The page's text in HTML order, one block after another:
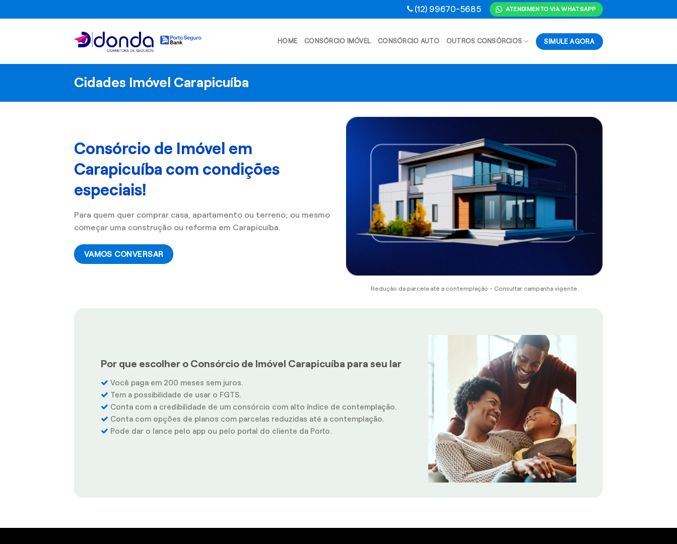
to
(12) 99670-5685 ATENDIMENTO VIA WHATSAPP
HOME CONSÓRCIO IMÓVEL CONSÓRCIO AUTO OUTROS CONSÓRCIOS SIMULE AGORA
Cidades Imóvel Carapicuíba
Consórcio de Imóvel em
Carapicuíba com condições
especiais!
Para quem quer comprar casa, apartamento ou terreno; ou mesmo
começar uma construção ou reforma em Carapicuíba.
VAMOS CONVERSAR
Redução da parcela até a contemplação - Consultar campanha vigente.
Por que escolher o Consórcio de Imóvel Carapicuíba para seu lar
Você paga em 200 meses sem juros.
Tem a possibilidade de usar o FGTS.
Conta com a credibilidade de um consórcio com alto índice de contemplação.
Conta com opções de planos com parcelas reduzidas até a contemplação.
Pode dar o lance pelo app ou pelo portal do cliente da Porto.